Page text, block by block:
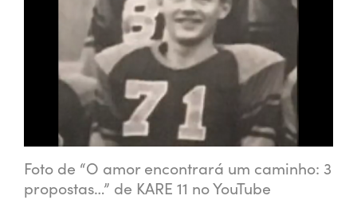
Foto de “O amor encontrará um caminho: 3
propostas…” de KARE 11 no YouTube